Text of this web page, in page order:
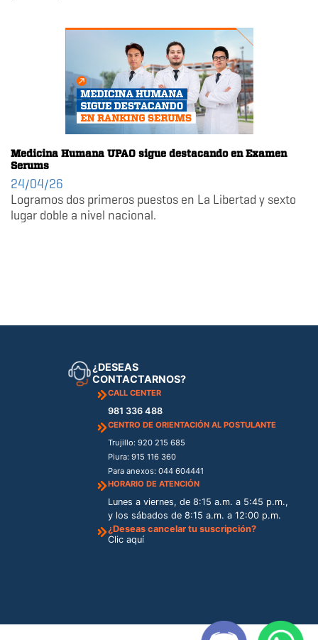
Medicina Humana UPAO sigue destacando en Examen
Serums
24/04/26
Logramos dos primeros puestos en La Libertad y sexto
lugar doble a nivel nacional.